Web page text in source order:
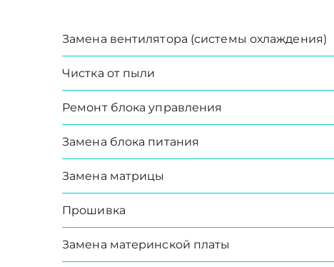
Замена вентилятора (системы охлаждения)
Чистка от пыли
Ремонт блока управления
Замена блока питания
Замена матрицы
Прошивка
Замена материнской платы